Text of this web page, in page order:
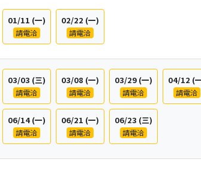
01/11 (一)
請電洽
02/22 (一)
請電洽
03/03 (三)
請電洽
03/08 (一)
請電洽
03/29 (一)
請電洽
04/12 (
請電洽
06/14 (一)
請電洽
06/21 (一)
請電洽
06/23 (三)
請電洽